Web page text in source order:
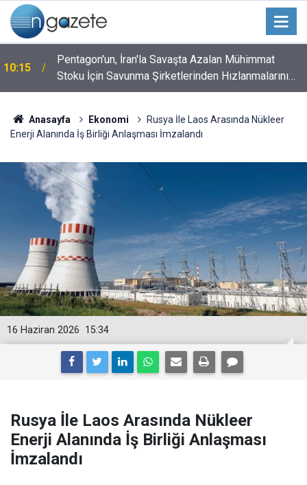
10:15
Pentagon'un, İran'la Savaşta Azalan Mühimmat
Stoku İçin Savunma Şirketlerinden Hızlanmalarını
İstediği Bildirildi
Anasayfa Ekonomi
Rusya İle Laos Arasında Nükleer
Enerji Alanında İş Birliği Anlaşması İmzalandı
15:34
16 Haziran 2026
Rusya İle Laos Arasında Nükleer
Enerji Alanında İş Birliği Anlaşması
İmzalandı